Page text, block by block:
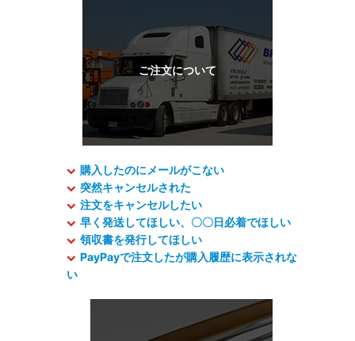
購入したのにメールがこない
突然キャンセルされた
注文をキャンセルしたい
早く発送してほしい、〇〇日必着でほしい
領収書を発行してほしい
PayPayで注文したが購入履歴に表示されな
い